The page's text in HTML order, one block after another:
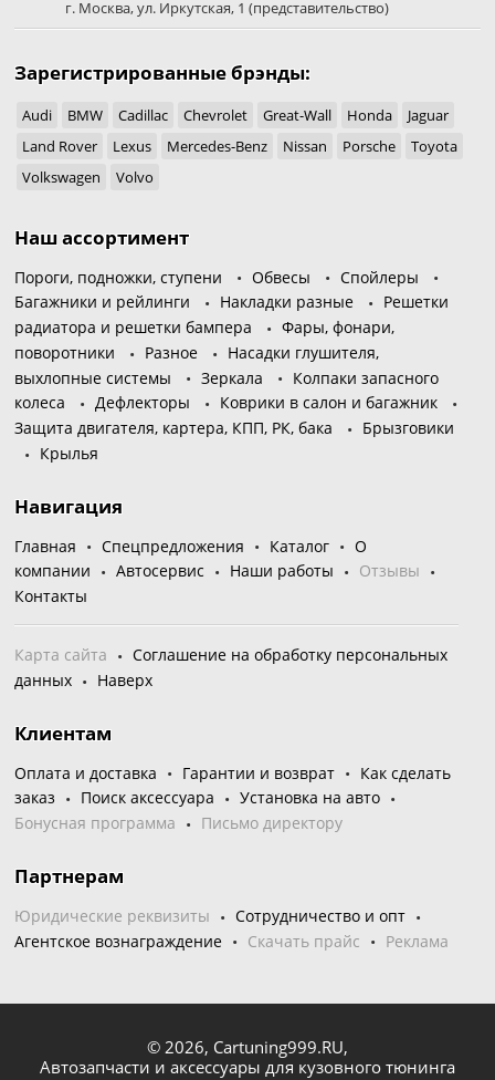
г. Москва,ул. Иркутская, 1 (представительство)
Зарегистрированные брэнды:
Audi BMW Cadillac Chevrolet Great-Wall Honda
Jaguar
Land Rover
Lexus Mercedes-Benz Nissan Porsche
Toyota
Volkswagen
Volvo
Наш ассортимент
Пороги, подножки, ступени Обвесы
Спойлеры
Багажники и рейлинги
Накладки разные
Решетки
радиатора и решетки бампера
Фары, фонари,
поворотники
Разное
Насадки глушителя,
выхлопные системы
Зеркала
Колпаки запасного
колеса
Дефлекторы
Коврики в салон и багажник
Защита двигателя, картера, КПП, РК, бака
Брызговики
Крылья
Навигация
Главная Спецпредложения Каталог
О
компании
Автосервис Наши работы
Отзывы
Контакты
Карта сайта
Соглашение на обработку персональных
данных
Наверх
Клиентам
Оплата и доставка Гарантии и возврат
Как сделать
заказ
Поиск аксессуара
Установка на авто
Бонусная программа
Письмо директору
Партнерам
Юридические реквизиты
Сотрудничество и опт
Агентское вознаграждение
Скачать прайс Реклама
© 2026, Cartuning999.RU,
Автозапчасти и аксессуары для кузовного тюнинга